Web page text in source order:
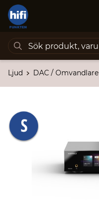
Ljud DAC / Omvandlare